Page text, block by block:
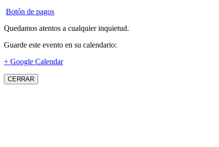
Botón de pagos
Quedamos atentos a cualquier inquietud.
Guarde este evento en su calendario:
+ Google Calendar
CERRAR